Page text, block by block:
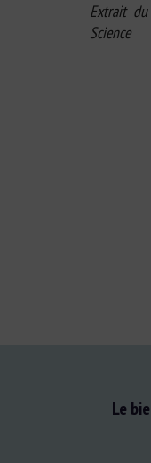
Extrait
Science
Le